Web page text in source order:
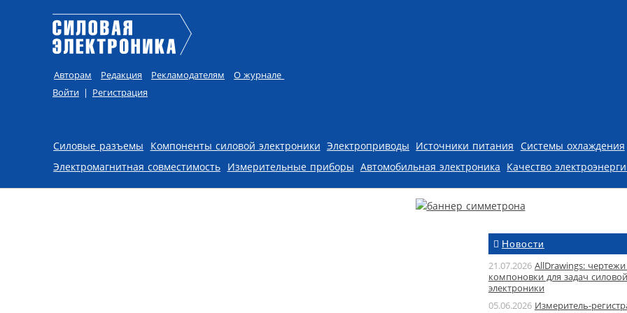
Авторам Редакция Рекламодателям
О журнале
Войти | Регистрация
Skip to content
Силовые разъемы Компоненты силовой электроники Электроприводы Источники питания Системы охлаждения
Электромагнитная совместимость Измерительные приборы Автомобильная электроника Качество
Новости
21.07.2026 AllDrawings:
компоновки для задач силовой
электроники
05.06.2026 Измеритель-